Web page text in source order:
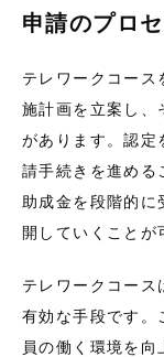
申請のプロ
テレワークコース
施計画を立案し、
があります。認定
請手続きを進める
助成金を段階的に
開していくことが
テレワークコース
有効な手段です。
員の働く環境を向